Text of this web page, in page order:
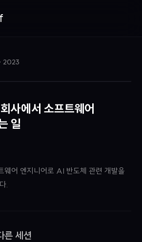
· 2023
사에서 소프트웨어
일
어 엔지니어로 AI 반도체 관련 개발을
.
른 세션